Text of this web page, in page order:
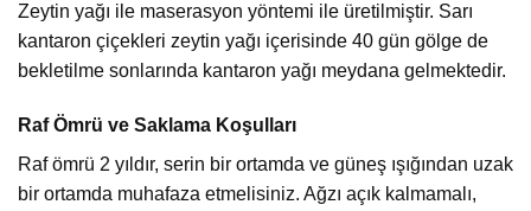
Zeytin yağı ile maserasyon yöntemi ile üretilmiştir. Sarı
kantaron çiçekleri zeytin yağı içerisinde 40 gün gölge de
bekletilme sonlarında kantaron yağı meydana gelmektedir.
Raf Ömrü ve Saklama Koşulları
Raf ömrü 2 yıldır, serin bir ortamda ve güneş ışığından uzak
bir ortamda muhafaza etmelisiniz. Ağzı açık kalmamalı,